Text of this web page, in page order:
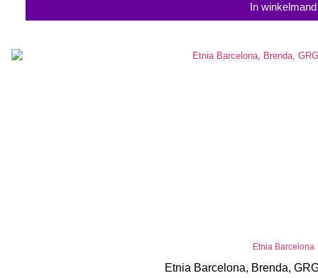
In winkelmand
Etnia Barcelona
Etnia Barcelona, Brenda,